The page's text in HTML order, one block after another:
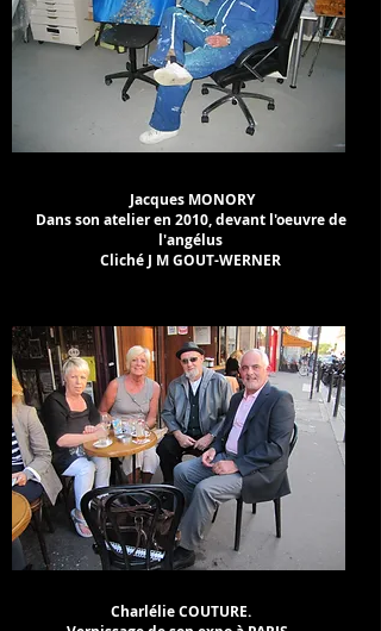
Jacques MONORY
Dans son atelier en 2010, devant l'oeuvre de
l'angélus
Cliché J MGOUT-WERNER
Charlélie COUTURE.